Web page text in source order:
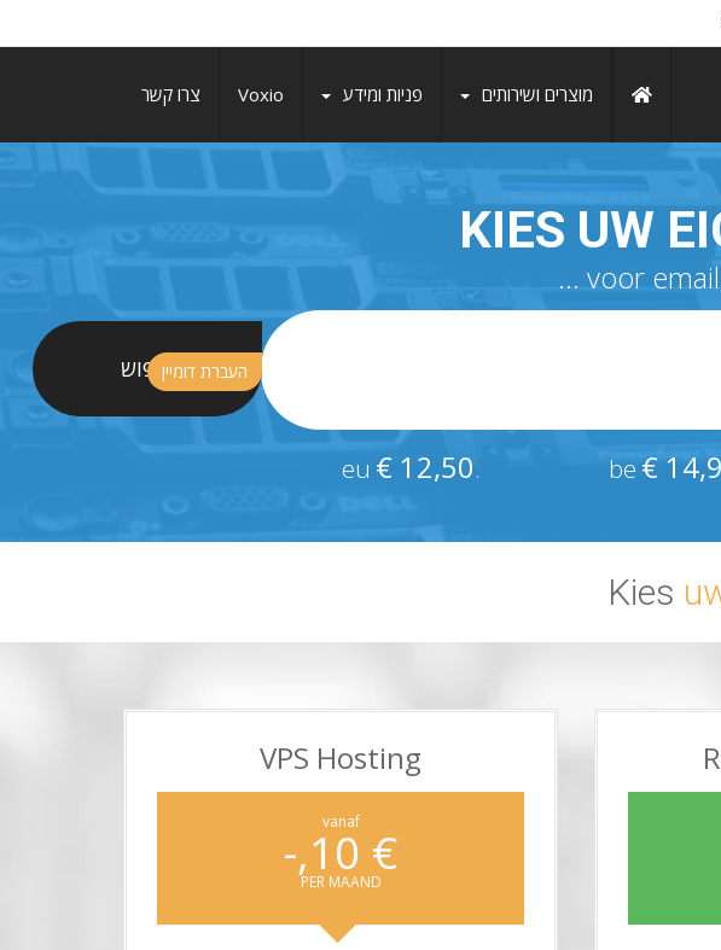
מוצרים ושירותים פניות ומידע Voxio צרו קשר
KIES UW
voor
חיפושהעברת דומיין
€
.eu
€ 12,50
Kies
VPS Hosting
vanaf € 10,-
PER MAAND